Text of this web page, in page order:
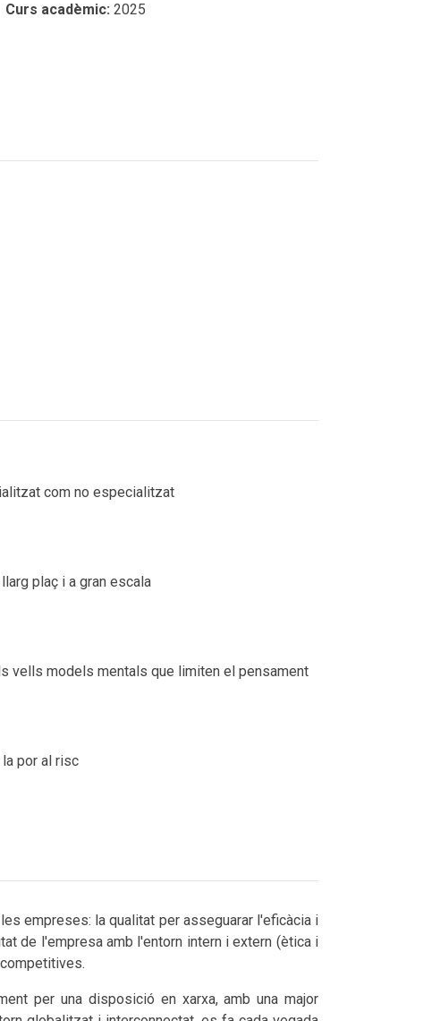
Curs acadèmic: 2025
com no especialitzat
plaç i a gran escala
vells models mentals que limiten el pensament
por al risc
empreses: la qualitat per asseguarar l'eficàcia i
de l'empresa amb l'entorn intern i extern (ètica i
per una disposició en xarxa, amb una major